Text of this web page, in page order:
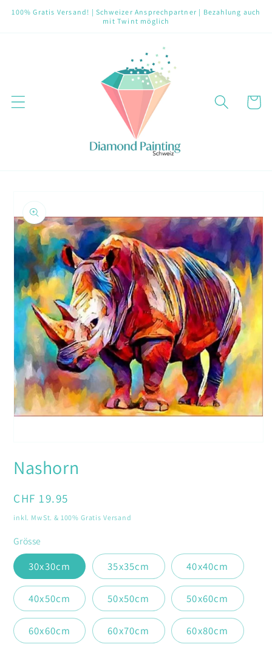
zum
100% Gratis Versand! | Schweizer Ansprechpartner | Bezahlung auch
mit Twint möglich
in
Modal
Nashorn
Normaler
Preis
CHF 19.95
inkl. MwSt. & 100% Gratis Versand
Grösse
30x30cm 35x35cm 40x40cm
40x50cm 50x50cm 50x60cm
60x60cm 60x70cm 60x80cm